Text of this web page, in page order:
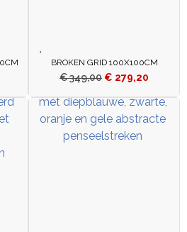
BROKEN GRID 100X100CM
€349,00 € 279,20